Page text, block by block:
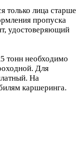
только лица старше
пропуска
удостоверяющий
тонн необходимо
Для
На
каршеринга.